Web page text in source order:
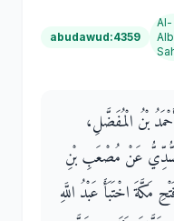
abudawud:4359
Al-
بْنُ الْمُفَضَّلِ،
عَنْ مُصْعَبِ بْنِ
مَكَّةَ اخْتَبَأَ عَبْدُ اللَّهِ